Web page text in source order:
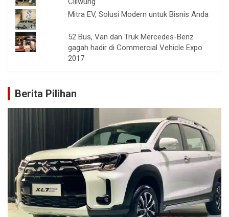
Mitra EV, Solusi Modern untuk Bisnis Anda
52 Bus, Van dan Truk Mercedes-Benz
gagah hadir di Commercial Vehicle Expo
2017
Berita Pilihan